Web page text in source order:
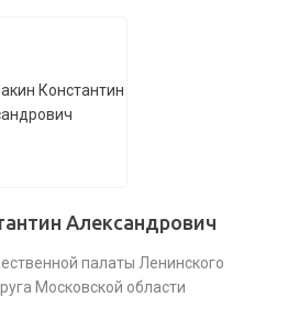
Александрович
палаты Ленинского
Московской области